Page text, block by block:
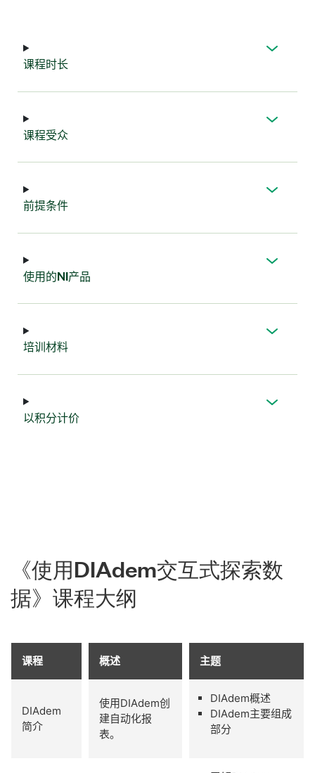
课程时长
课程受众
前提条件
使用的NI产品
培训材料
以积分计价
《使用DIAdem交互式探索数
据》课程大纲
课程 概述 主题
DIAdem
简介
使用DIAdem创
建自动化报
表。
DIAdem概述
DIAdem主要组成
部分